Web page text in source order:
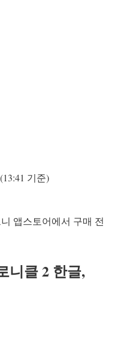
기준)
앱스토어에서 구매 전
니클 2 한글,